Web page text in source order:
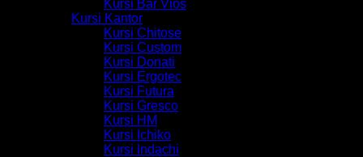
Kursi Bar Vios
Kursi Kantor
Kursi Chitose
Kursi Custom
Kursi Donati
Kursi Ergotec
Kursi Futura
Kursi Gresco
Kursi HM
Kursi Ichiko
Kursi Indachi